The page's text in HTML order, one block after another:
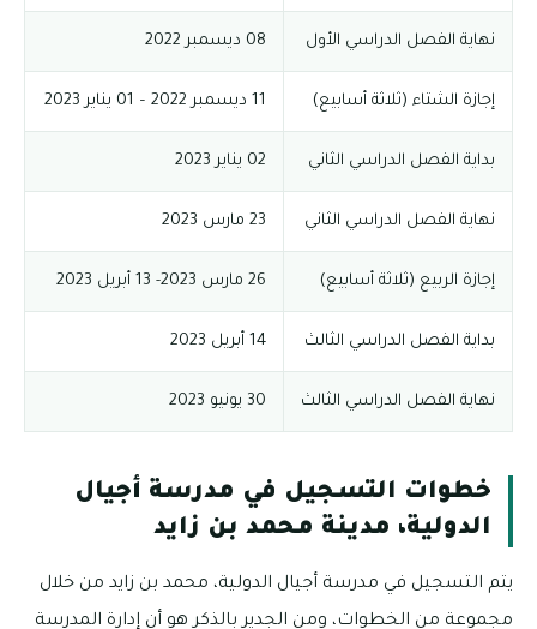
نهاية الفصل الدراسي الأول 08 ديسمبر 2022
إجازة الشتاء (ثلاثة أسابيع) 11 ديسمبر 2022 – 01 يناير 2023
بداية الفصل الدراسي الثاني 02 يناير 2023
نهاية الفصل الدراسي الثاني 23 مارس 2023
إجازة الربيع (ثلاثة أسابيع) 26 مارس 2023- 13 أبريل 2023
بداية الفصل الدراسي الثالث 14 أبريل 2023
نهاية الفصل الدراسي الثالث 30 يونيو 2023
خطوات التسجيل في مدرسة أجيال
الدولية، مدينة محمد بن زايد
يتم التسجيل في مدرسة أجيال الدولية، محمد بن زايد من خلال
مجموعة من الخطوات، ومن الجدير بالذكر هو أن إدارة المدرسة